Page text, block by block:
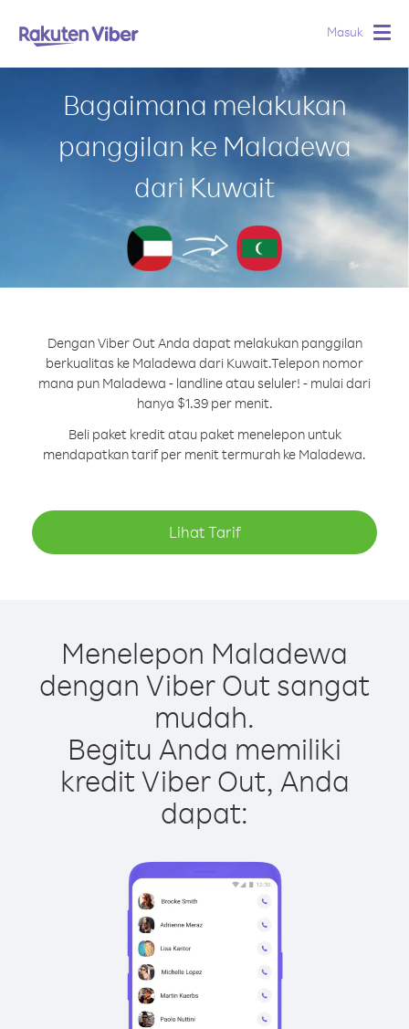
Masuk
Bagaimana melakukan
panggilan ke Maladewa
dari Kuwait
Dengan Viber Out Anda dapat melakukan panggilan
berkualitas ke Maladewa dari Kuwait.Telepon nomor
mana pun Maladewa - landline atau seluler! - mulai dari
hanya $1.39 per menit.
Beli paket kredit atau paket menelepon untuk
mendapatkan tarif per menit termurah ke Maladewa.
Lihat Tarif
Menelepon Maladewa
dengan Viber Out sangat
mudah.
Begitu Anda memiliki
kredit Viber Out, Anda
dapat: